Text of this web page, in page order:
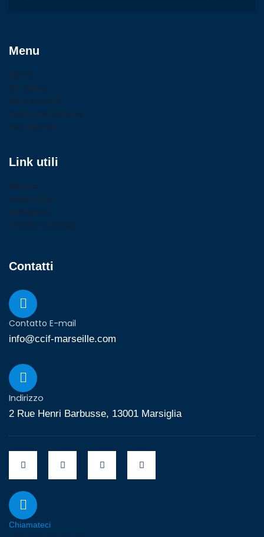
Menu
Home
Chi Siamo
Fiere e eventi
Servizi alle imprese
Polo Europa
Link utili
Aderire
I nostri uffici
Hub export
Il nostro catalogo
Contatti
Contatto E-mail
info@ccif-marseille.com
Indirizzo
2 Rue Henri Barbusse, 13001 Marsiglia
Chiamateci